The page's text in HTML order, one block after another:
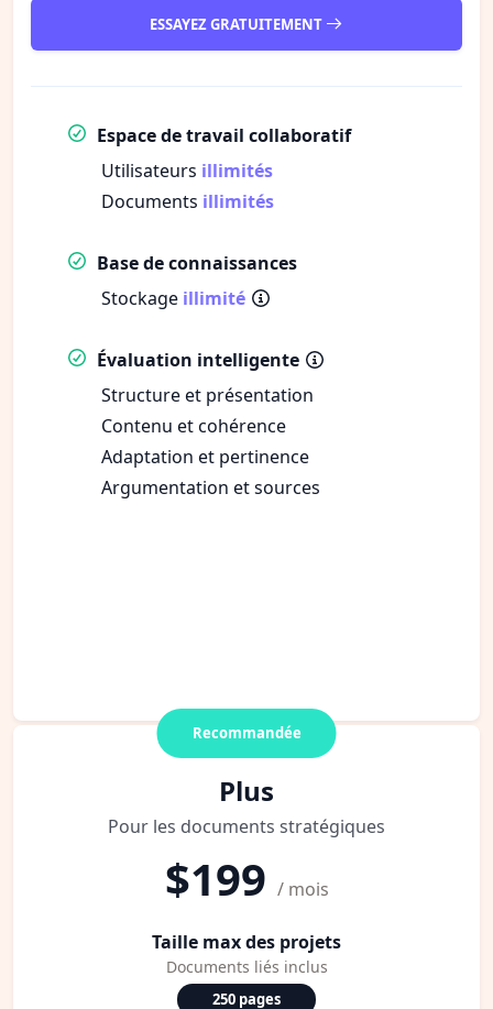
ESSAYEZ GRATUITEMENT
Espace de travail collaboratif
Utilisateurs illimités
Documents illimités
Base de connaissances
Stockage illimité
Évaluation intelligente
Structure et présentation
Contenu et cohérence
Adaptation et pertinence
Argumentation et sources
Recommandée
Plus
Pour les documents stratégiques
$199 / mois
Taille max des projets
Documents liés inclus
250 pages